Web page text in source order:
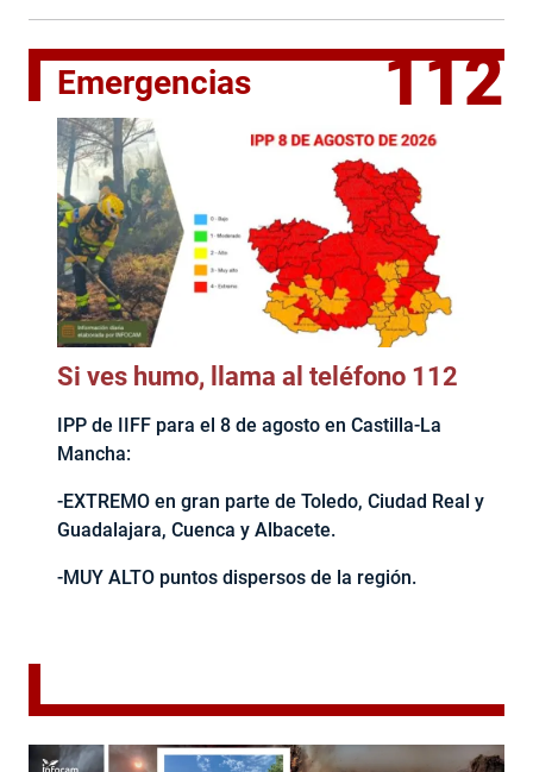
Emergencias 112
Si ves humo, llama al teléfono 112
IPP de IIFF para el 8 de agosto en Castilla-La
Mancha:
-EXTREMO en gran parte de Toledo, Ciudad Real y
Guadalajara, Cuenca y Albacete.
-MUY ALTO puntos dispersos de la región.